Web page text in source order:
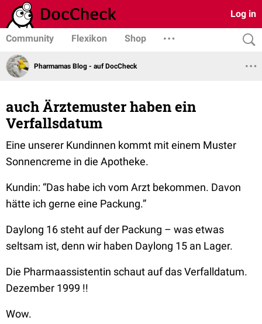
Log in
Community Flexikon Shop
Pharmamas Blog - auf DocCheck
auch Ärztemuster haben ein
Verfallsdatum
Eine unserer Kundinnen kommt mit einem Muster
Sonnencreme in die Apotheke.
Kundin: “Das habe ich vom Arzt bekommen. Davon
hätte ich gerne eine Packung.”
Daylong 16 steht auf der Packung – was etwas
seltsam ist, denn wir haben Daylong 15 an Lager.
Die Pharmaassistentin schaut auf das Verfalldatum.
Dezember 1999 !!
Wow.